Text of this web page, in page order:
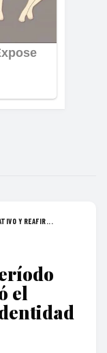
Y REAFIR...
el